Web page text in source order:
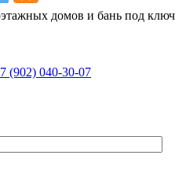
домов и бань под ключ
(902) 040-30-07